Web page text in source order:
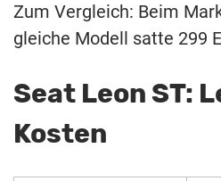
Zum Vergleich: Beim
gleiche Modell satte 299
Seat Leon ST:
Kosten